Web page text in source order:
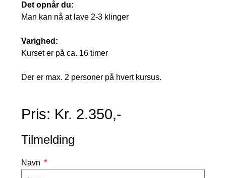
Det opnår du:
Man kan nå at lave 2-3 klinger
Varighed:
Kurset er på ca. 16 timer
Der er max. 2 personer på hvert kursus.
Pris: Kr. 2.350,-
Tilmelding
Navn